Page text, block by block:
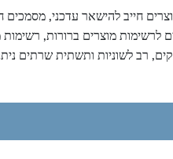
חייב להישאר עדכני, מסמכים